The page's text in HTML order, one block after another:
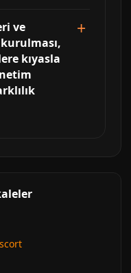
ve
kıyasla